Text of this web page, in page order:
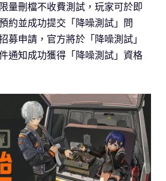
量刪檔不收費測試，玩家可於即
約並成功提交「降噪測試」問
募申請，官方將於「降噪測試」
通知成功獲得「降噪測試」資格